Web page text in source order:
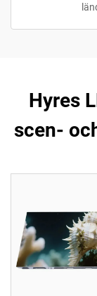
Hyres
scen-